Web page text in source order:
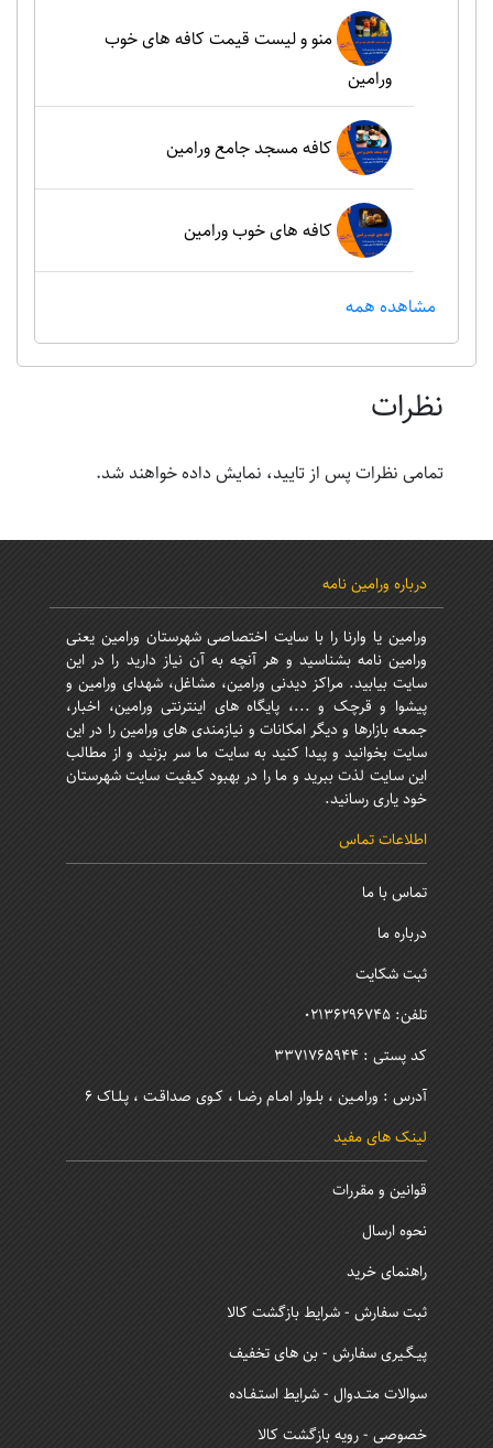
منو و لیست قیمت کافه های خوب
ورامین
کافه مسجد جامع ورامین
کافه های خوب ورامین
مشاهده همه
نظرات
تمامی نظرات پس از تایید، نمایش داده خواهند شد.
درباره ورامین نامه
ورامین یا وارنا را با سایت اختصاصی شهرستان ورامین یعنی
ورامین نامه بشناسید و هر آنچه به آن نیاز دارید را در این
سایت بیابید. مراکز دیدنی ورامین، مشاغل، شهدای ورامین و
پیشوا و قرچک و ...، پایگاه های اینترنتی ورامین، اخبار،
جمعه بازارها و دیگر امکانات و نیازمندی های ورامین را در این
سایت بخوانید و پیدا کنید به سایت ما سر بزنید و از مطالب
این سایت لذت ببرید و ما را در بهبود کیفیت سایت شهرستان
خود یاری رسانید.
اطلاعات تماس
تماس با ما
درباره ما
ثبت شکایت
تلفن: 02136296745
کد پستی : 3371765944
آدرس : ورامـین ، بلـوار امـام رضـا ، کـوی صداقـت ، پـلـاک 6
لینک های مفید
قوانین و مقررات
نحوه ارسال
راهنمای خرید
ثبت سفارش - شرایط بازگشت کالا
پیـگـیری سفارش - بن های تخفیف
سوالات متــدوال - شرایط استـفـاده
خصوصی - رویه بازگشت کالا